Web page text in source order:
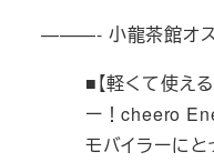
———- 小龍茶館オ
■【軽くて使え
ー！cheero
モバイラーに